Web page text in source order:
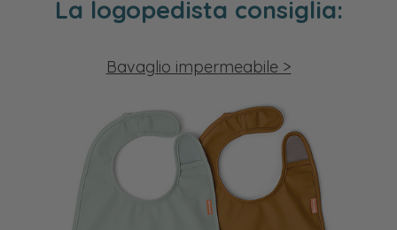
La logopedista consiglia:
Bavaglio impermeabile >